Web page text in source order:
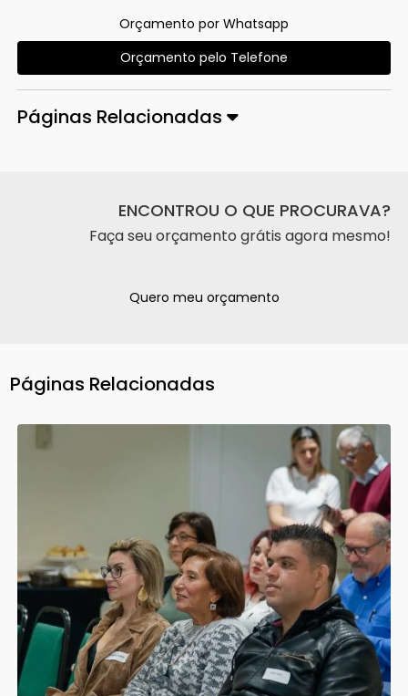
Orçamento por Whatsapp
Orçamento pelo Telefone
Páginas Relacionadas
ENCONTROU O QUE PROCURAVA?
Faça seu orçamento grátis agora mesmo!
Quero meu orçamento
Páginas Relacionadas